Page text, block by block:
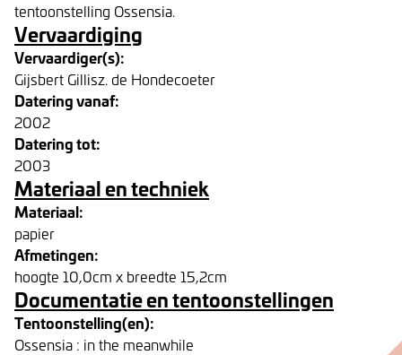
tentoonstelling Ossensia.
Vervaardiging
Vervaardiger(s):
Gijsbert Gillisz. de Hondecoeter
Datering vanaf:
2002
Datering tot:
2003
Materiaal en techniek
Materiaal:
papier
Afmetingen:
hoogte 10,0cm x breedte 15,2cm
Documentatie en tentoonstellingen
Tentoonstelling(en):
Ossensia : in the meanwhile